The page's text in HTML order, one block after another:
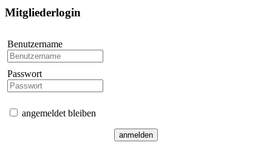
Mitgliederlogin
Benutzername
Passwort
angemeldet bleiben